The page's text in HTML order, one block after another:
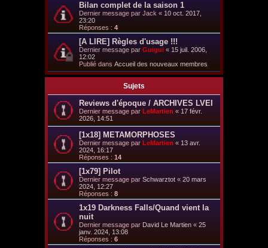
Bilan complet de la saison 1
Dernier message par Jack « 10 oct. 2017,
23:20
Réponses : 4
[A LIRE] Règles d'usage !!!
Dernier message par Guigui « 15 juil. 2006,
12:02
Publié dans Accueil des nouveaux membres
Sujets
Reviews d'époque / ARCHIVES LVEI
Dernier message par LeMartien « 17 févr.
2026, 14:51
[1x18] METAMORPHOSES
Dernier message par LeMartien « 13 avr.
2024, 16:17
Réponses : 14
[1x79] Pilot
Dernier message par Schwarztot « 20 mars
2024, 12:27
Réponses : 8
1x19 Darkness Falls/Quand vient la
nuit
Dernier message par David Le Martien « 25
janv. 2024, 13:08
Réponses : 6